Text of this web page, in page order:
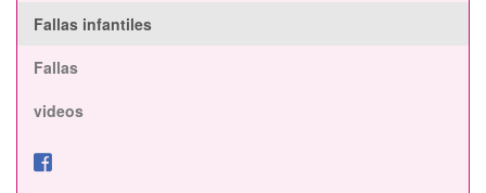
Fallas infantiles
Fallas
videos